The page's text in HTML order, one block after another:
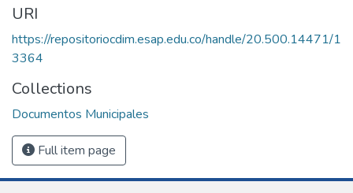
URI
https://repositoriocdim.esap.edu.co/handle/20.500.14471/1
3364
Collections
Documentos Municipales
Full item page